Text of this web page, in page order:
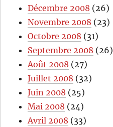
Décembre 2008 (26)
Novembre 2008 (23)
Octobre 2008 (31)
Septembre 2008 (26)
Août 2008 (27)
Juillet 2008 (32)
Juin 2008 (25)
Mai 2008 (24)
Avril 2008 (33)